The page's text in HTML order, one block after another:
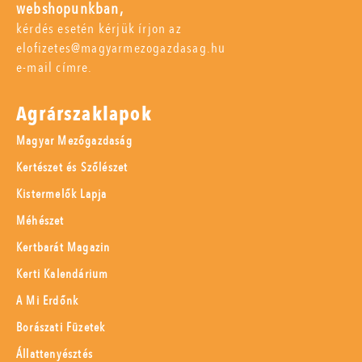
webshopunkban,
kérdés esetén kérjük írjon az
elofizetes@magyarmezogazdasag.hu
e-mail címre.
Agrárszaklapok
Magyar Mezőgazdaság
Kertészet és Szőlészet
Kistermelők Lapja
Méhészet
Kertbarát Magazin
Kerti Kalendárium
A Mi Erdőnk
Borászati Füzetek
Állattenyésztés